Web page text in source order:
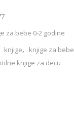
za bebe 0-2 godine
knjige, knjige za bebe
knjige za decu